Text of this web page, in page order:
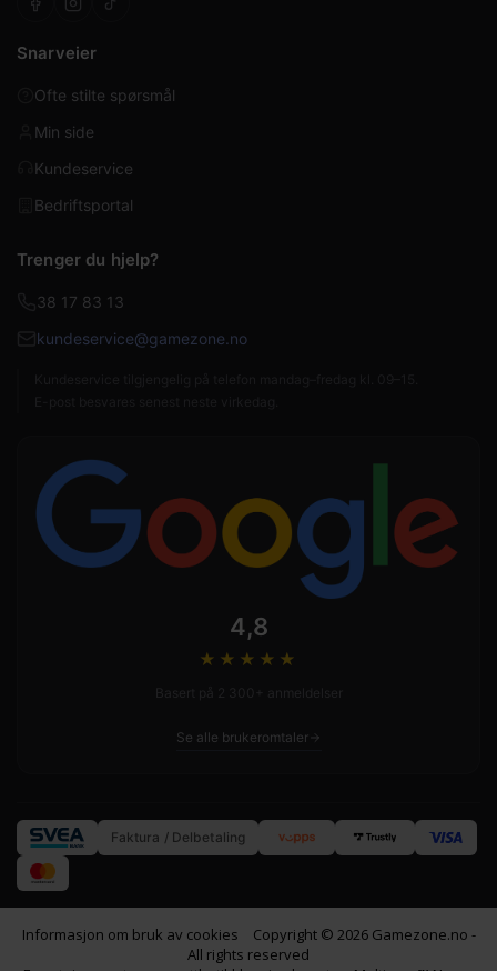
Snarveier
Ofte stilte spørsmål
Min side
Kundeservice
Bedriftsportal
Trenger du hjelp?
38 17 83 13
kundeservice@gamezone.no
4,8
★★★★ ★
Se alle brukeromtaler
Faktura / Delbetaling
Informasjon om bruk av cookies
Copyright © 2026 Gamezone.no -
All rights reserved